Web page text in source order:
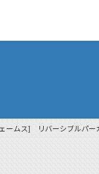
ェームス] リバーシブルパ